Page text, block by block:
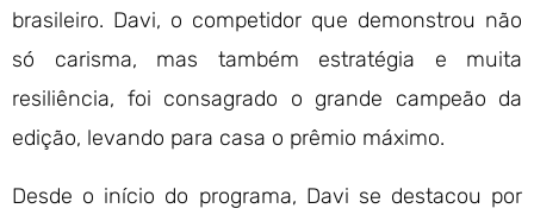
brasileiro. Davi, o competidor que demonstrou não
só carisma, mas também estratégia e muita
resiliência, foi consagrado o grande campeão da
edição, levando para casa o prêmio máximo.
Desde o início do programa, Davi se destacou por